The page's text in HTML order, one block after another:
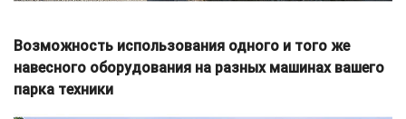
Возможность использования одного и того же
навесного оборудования на разных машинах вашего
парка техники